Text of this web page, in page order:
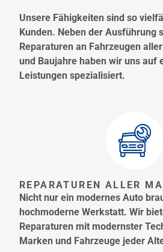
Unsere Fähigkeiten sind so
Kunden. Neben der Ausführung
Reparaturen an Fahrzeugen
und Baujahre haben wir uns auf
Leistungen spezialisiert.
REPARATUREN ALLER
Nicht nur ein modernes Auto
hochmoderne Werkstatt. Wir
Reparaturen mit modernster
Marken und Fahrzeuge jeder